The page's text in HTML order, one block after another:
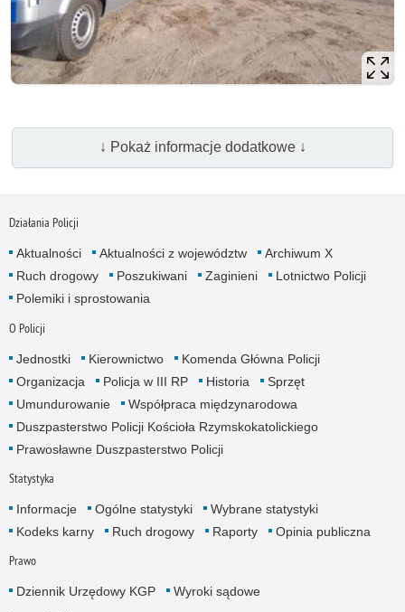
↓ Pokaż informacje dodatkowe ↓
Działania Policji
Aktualności Aktualności z województw
Archiwum X
Ruch drogowy
Poszukiwani Zaginieni
Lotnictwo Policji
Polemiki i sprostowania
O Policji
Jednostki Kierownictwo
Komenda Główna Policji
Organizacja
Policja w III RP Historia
Sprzęt
Umundurowanie
Współpraca międzynarodowa
Duszpasterstwo Policji Kościoła Rzymskokatolickiego
Prawosławne Duszpasterstwo Policji
Statystyka
Informacje Ogólne statystyki
Wybrane statystyki
Kodeks karny
Ruch drogowy Raporty Opinia publiczna
Prawo
Dziennik Urzędowy KGP Wyroki sądowe